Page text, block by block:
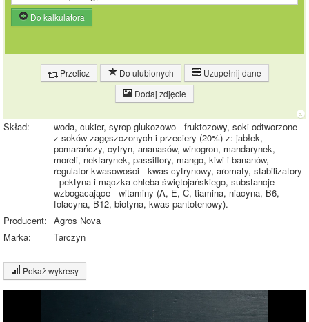
Do kalkulatora
Przelicz Do ulubionych
Uzupełnij dane
Dodaj zdjęcie
Skład:
woda, cukier, syrop glukozowo - fruktozowy, soki odtworzone
z soków zagęszczonych i przeciery (20%) z: jabłek,
pomarańczy, cytryn, ananasów, winogron, mandarynek,
moreli, nektarynek, passiflory, mango, kiwi i bananów,
regulator kwasowości - kwas cytrynowy, aromaty, stabilizatory
- pektyna i mączka chleba świętojańskiego, substancje
wzbogacające - witaminy (A, E, C, tiamina, niacyna, B6,
folacyna, B12, biotyna, kwas pantotenowy).
Producent: Agros Nova
Marka:
Tarczyn
Pokaż wykresy
Wykres składu produktu